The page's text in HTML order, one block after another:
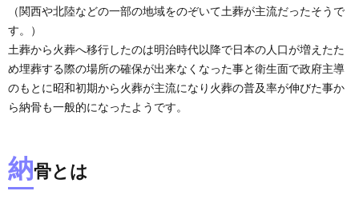
（関西や北陸などの一部の地域をのぞいて土葬が主流だったそうで
す。）
土葬から火葬へ移行したのは明治時代以降で日本の人口が増えたた
め埋葬する際の場所の確保が出来なくなった事と衛生面で政府主導
のもとに昭和初期から火葬が主流になり火葬の普及率が伸びた事か
ら納骨も一般的になったようです。
納骨とは